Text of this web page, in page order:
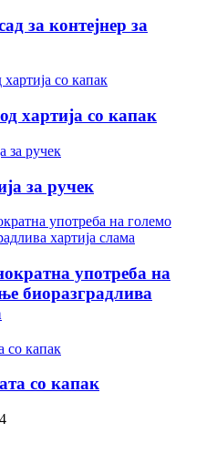
за контејнер за
хартија со капак
за ручек
употреба на
биоразградлива
со капак